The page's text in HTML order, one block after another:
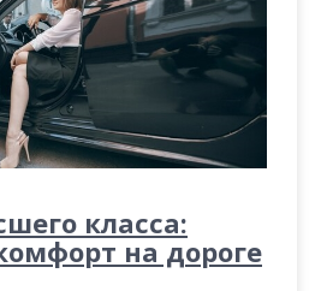
класса:
на дороге